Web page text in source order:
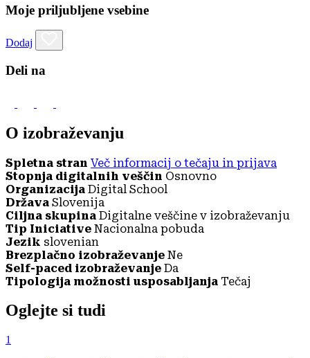
Moje priljubljene vsebine
Dodaj
Deli na
O izobraževanju
Spletna stran Več informacij o tečaju in prijava
Stopnja digitalnih veščin Osnovno
Organizacija Digital School
Država Slovenija
Ciljna skupina Digitalne veščine v izobraževanju
Tip Iniciative Nacionalna pobuda
Jezik slovenian
Brezplačno izobraževanje Ne
Self-paced izobraževanje Da
Tipologija možnosti usposabljanja Tečaj
Oglejte si tudi
1